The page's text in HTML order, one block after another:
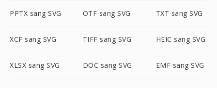
PPTX sang SVG OTF sang SVG TXT sang SVG
XCF sang SVG TIFF sang SVG HEIC sang SVG
XLSX sang SVG DOC sang SVG EMF sang SVG